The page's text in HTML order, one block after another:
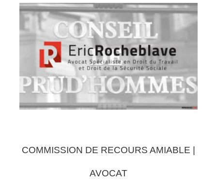
COMMISSION DE RECOURS AMIABLE |
AVOCAT